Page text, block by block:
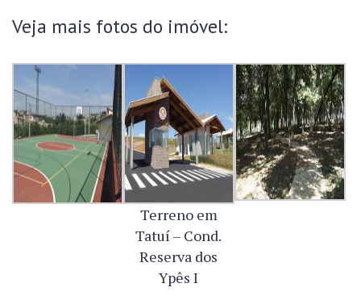
Veja mais fotos do imóvel:
Terreno em
Tatuí – Cond.
Reserva dos
Ypês I